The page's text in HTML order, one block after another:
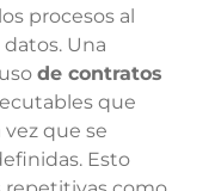
procesos al
Una
de contratos
que
que se
Esto